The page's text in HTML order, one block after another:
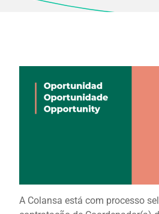
A Colansa está com processo